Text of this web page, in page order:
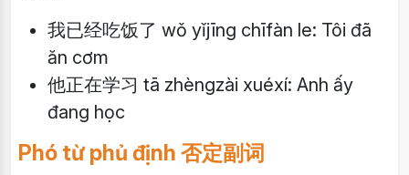
我已经吃饭了 wǒ yǐjīng chīfàn le: Tôi đã
ăn cơm
他正在学习 tā zhèngzài xuéxí: Anh ấy
đang học
Phó từ phủ định 否定副词